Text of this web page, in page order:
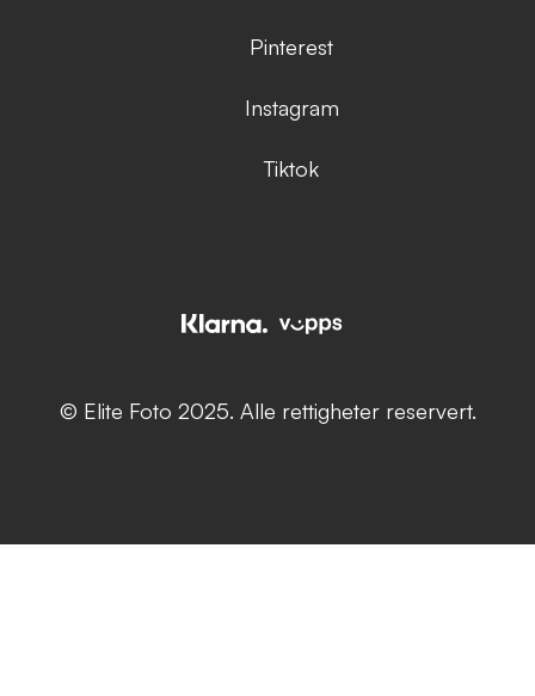
Pinterest
Instagram
Tiktok
© Elite Foto 2025. Alle rettigheter reservert.